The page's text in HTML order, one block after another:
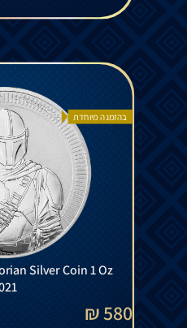
בהזמנה מיוחדת
Silver Coin 1 Oz
580 ₪